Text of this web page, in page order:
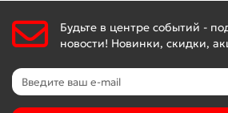
Будьте в центре событий -
новости! Новинки, скидки,